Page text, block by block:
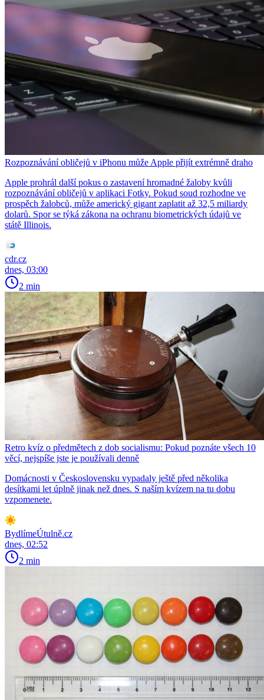
Rozpoznávání obličejů v iPhonu může Apple přijít extrémně draho
Apple prohrál další pokus o zastavení hromadné žaloby kvůli
rozpoznávání obličejů v aplikaci Fotky. Pokud soud rozhodne ve
prospěch žalobců, může americký gigant zaplatit až 32,5 miliardy
dolarů. Spor se týká zákona na ochranu biometrických údajů ve
státě Illinois.
cdr.cz
dnes, 03:00
2 min
Retro kvíz o předmětech z dob socialismu: Pokud poznáte všech 10
věcí, nejspíše jste je používali denně
Domácnosti v Československu vypadaly ještě před několika
desítkami let úplně jinak než dnes. S naším kvízem na tu dobu
vzpomenete.
BydlímeÚtulně.cz
dnes, 02:52
2 min